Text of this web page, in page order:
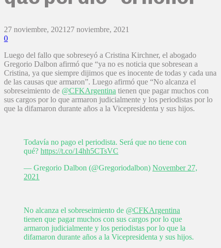
27 noviembre, 2021 27 noviembre, 2021
0
Luego del fallo que sobreseyó a Cristina Kirchner, el abogado
Gregorio Dalbon afirmó que “ya no es noticia que sobresean a
Cristina, ya que siempre dijimos que es inocente de todas y cada una
de las causas que armaron”. Luego afirmó que “No alcanza el
sobreseimiento de @CFKArgentina tienen que pagar muchos con
sus cargos por lo que armaron judicialmente y los periodistas por lo
que la difamaron durante años a la Vicepresidenta y sus hijos.
Todavía no pago el periodista. Será que no tiene con
qué? https://t.co/14hh5CTsVC
— Gregorio Dalbon (@Gregoriodalbon) November 27,
2021
No alcanza el sobreseimiento de @CFKArgentina
tienen que pagar muchos con sus cargos por lo que
armaron judicialmente y los periodistas por lo que la
difamaron durante años a la Vicepresidenta y sus hijos.